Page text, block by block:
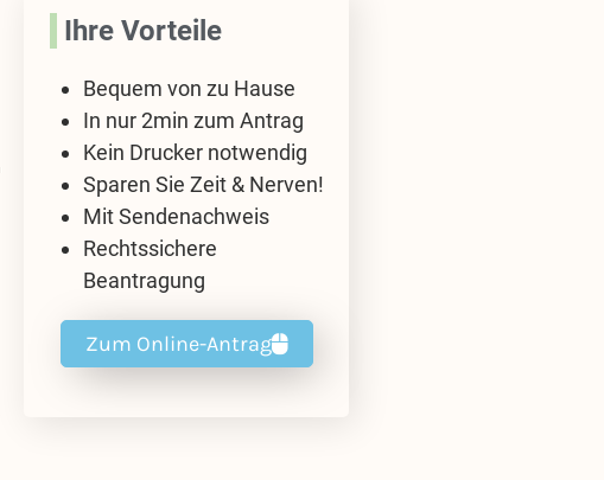
Ihre Vorteile
Bequem von zu Hause
In nur 2min zum Antrag
Kein Drucker notwendig
Sparen Sie Zeit & Nerven!
Mit Sendenachweis
Rechtssichere
Beantragung
Zum Online-Antrag